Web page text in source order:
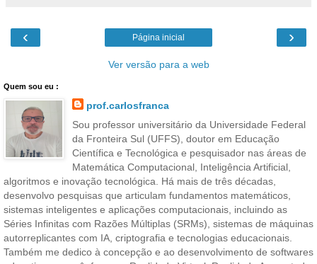
‹ ›
Página inicial
Ver versão para a web
Quem sou eu :
prof.carlosfranca
Sou professor universitário da Universidade Federal
da Fronteira Sul (UFFS), doutor em Educação
Científica e Tecnológica e pesquisador nas áreas de
Matemática Computacional, Inteligência Artificial,
algoritmos e inovação tecnológica. Há mais de três décadas,
desenvolvo pesquisas que articulam fundamentos matemáticos,
sistemas inteligentes e aplicações computacionais, incluindo as
Séries Infinitas com Razões Múltiplas (SRMs), sistemas de máquinas
autorreplicantes com IA, criptografia e tecnologias educacionais.
Também me dedico à concepção e ao desenvolvimento de softwares